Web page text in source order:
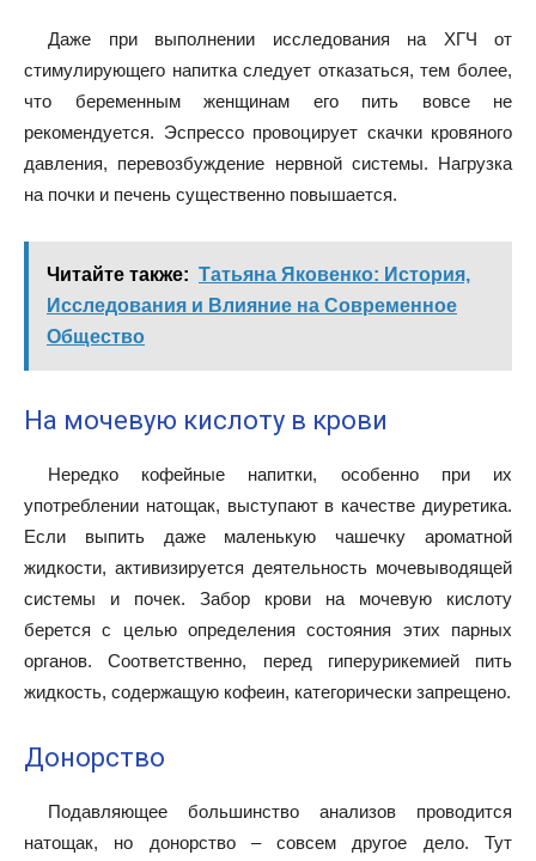
Даже при выполнении исследования на ХГЧ от
стимулирующего напитка следует отказаться, тем более,
что беременным женщинам его пить вовсе не
рекомендуется. Эспрессо провоцирует скачки кровяного
давления, перевозбуждение нервной системы. Нагрузка
на почки и печень существенно повышается.
Читайте также: Татьяна Яковенко: История,
Исследования и Влияние на Современное
Общество
На мочевую кислоту в крови
Нередко кофейные напитки, особенно при их
употреблении натощак, выступают в качестве диуретика.
Если выпить даже маленькую чашечку ароматной
жидкости, активизируется деятельность мочевыводящей
системы и почек. Забор крови на мочевую кислоту
берется с целью определения состояния этих парных
органов. Соответственно, перед гиперурикемией пить
жидкость, содержащую кофеин, категорически запрещено.
Донорство
Подавляющее большинство анализов проводится
натощак, но донорство – совсем другое дело. Тут